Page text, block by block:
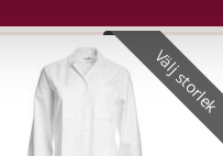
Välj storlek